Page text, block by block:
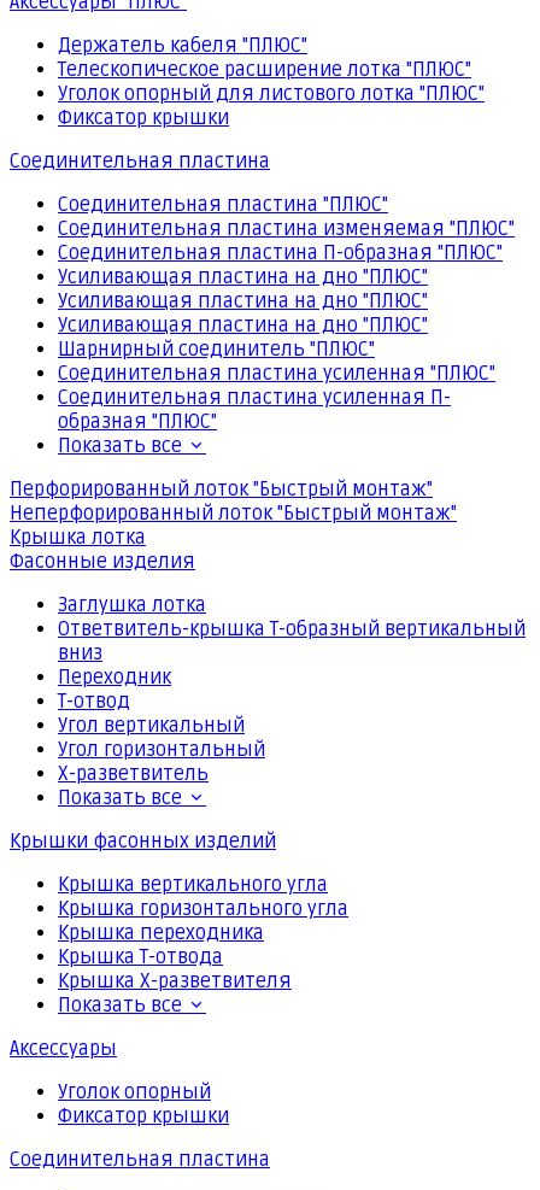
Держатель кабеля "ПЛЮС"
Телескопическое расширение лотка "ПЛЮС"
Уголок опорный для листового лотка "ПЛЮС"
Фиксатор крышки
Соединительная пластина
Соединительная пластина "ПЛЮС"
Соединительная пластина изменяемая "ПЛЮС"
Соединительная пластина П-образная "ПЛЮС"
Усиливающая пластина на дно "ПЛЮС"
Усиливающая пластина на дно "ПЛЮС"
Усиливающая пластина на дно "ПЛЮС"
Шарнирный соединитель "ПЛЮС"
Соединительная пластина усиленная "ПЛЮС"
Соединительная пластина усиленная П-
образная "ПЛЮС"
Показать все
Перфорированный лоток "Быстрый монтаж"
Неперфорированный лоток "Быстрый монтаж"
Крышка лотка
Фасонные изделия
Заглушка лотка
Ответвитель-крышка Т-образный вертикальный
вниз
Переходник
Т-отвод
Угол вертикальный
Угол горизонтальный
Х-разветвитель
Показать все
Крышки фасонных изделий
Крышка вертикального угла
Крышка горизонтального угла
Крышка переходника
Крышка Т-отвода
Крышка Х-разветвителя
Показать все
Аксессуары
Уголок опорный
Фиксатор крышки
Соединительная пластина